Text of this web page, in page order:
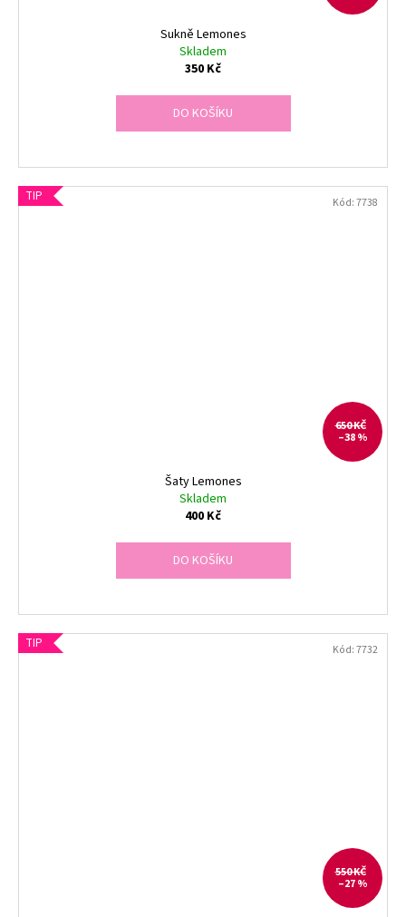
Sukně Lemones
Skladem
350 Kč
DO KOŠÍKU
TIP
650 KČ
–38 %
Šaty Lemones
Skladem
400 Kč
DO KOŠÍKU
Kód:7738
TIP
550 KČ
–27 %
Kód:7732